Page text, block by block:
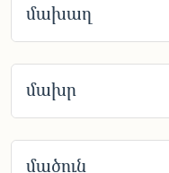
մախաղ
մախր
մածուն